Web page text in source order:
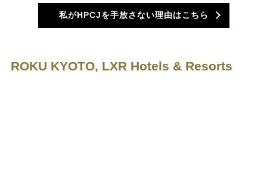
私がHPCJを手放さない理由はこちら
ROKU KYOTO, LXR Hotels & Resorts